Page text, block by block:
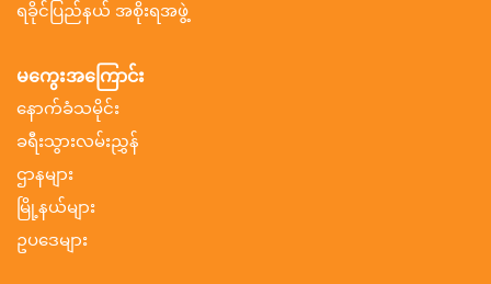
ရခိုင်ပြည်နယ် အစိုးရအဖွဲ့
မကွေးအကြောင်း
နောက်ခံသမိုင်း
ခရီးသွားလမ်းညွှန်
ဌာနများ
မြို့နယ်များ
ဥပဒေများ